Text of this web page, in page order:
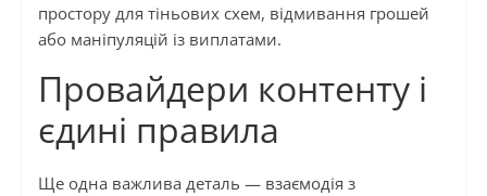
простору для тіньових схем, відмивання грошей
або маніпуляцій із виплатами.
Провайдери контенту і
єдині правила
Ще одна важлива деталь — взаємодія з